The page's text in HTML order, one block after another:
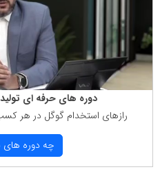
دوره های حرفه ای
رازهای استخدام گوگل در هر
چه دوره